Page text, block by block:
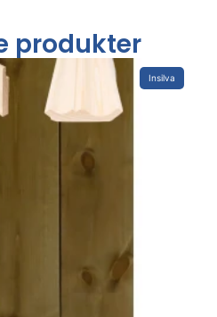
produkter
Insilva